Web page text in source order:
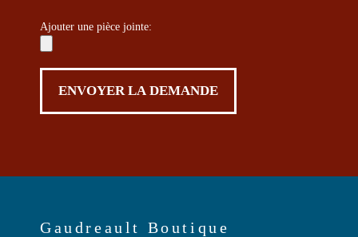
Ajouter une pièce jointe:
Gaudreault Boutique